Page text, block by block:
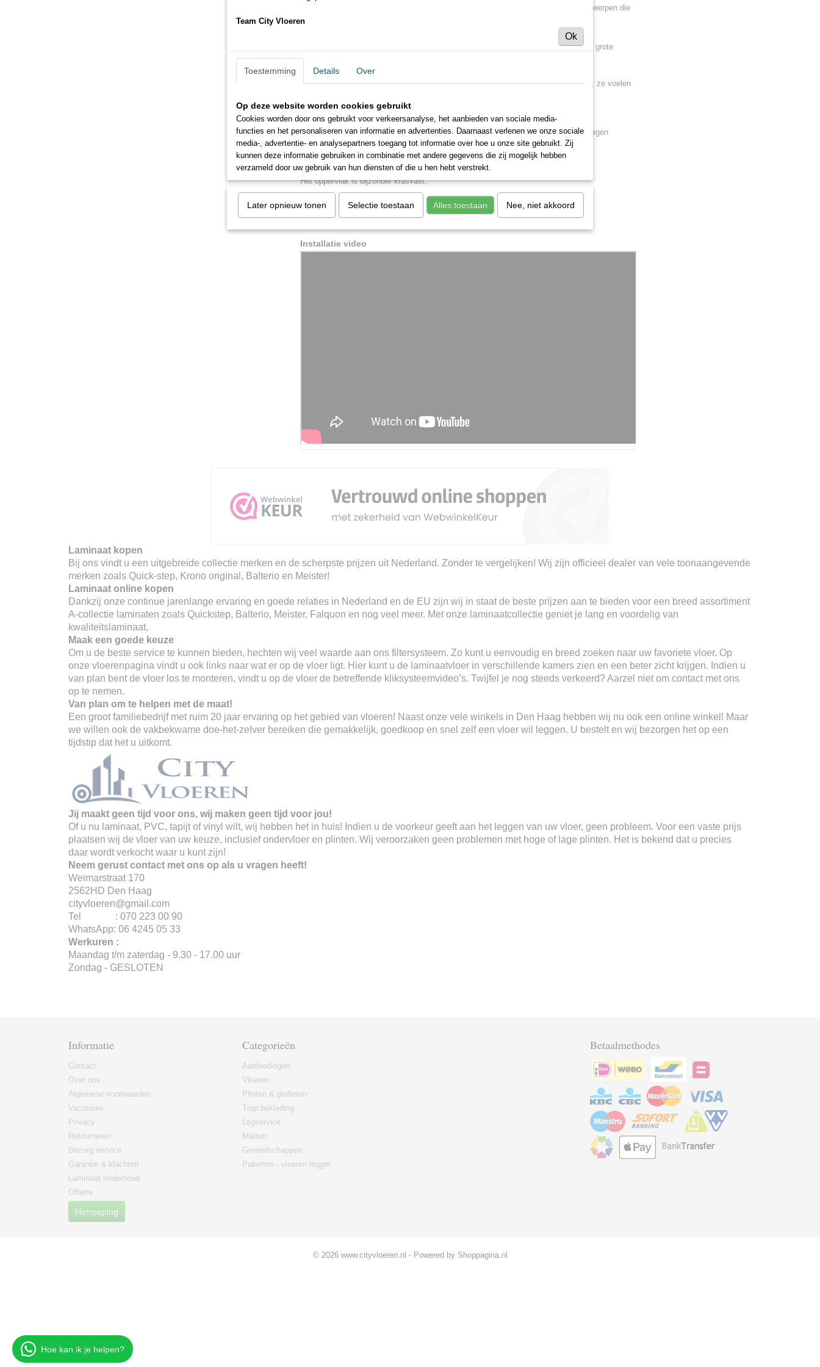
oppervlakken in de natuur inspireert ons keer op keer tot nieuwe producten. Tot ontwerpen die
van uw huis de mooiste thuis ter wereld maken.
Laminaat is slijtvast, robuust en extreem duurzaam. De uitgekiende techniek en de grote
keuze aan decors maken de vloer tot een klassieker.
Authentiek
De bijzonder authentieke oppervlakken zien er niet alleen uit als echt hout of steen, ze voelen
Geschikt voor vochtige ruimtes
Deze vloer is geschikt voor gebruik in vochtige ruimtes met een uur bescherming tegen
stilstaand water.
Microkrasbestendigheid
Het oppervlak is bijzonder krasvast.
Parador Brochure (17.9MB)
Technische gegevens (0.2MB)
Installatie video
Laminaat kopen
Bij ons vindt u een uitgebreide collectie merken en de scherpste prijzen uit Nederland. Zonder te vergelijken! Wij zijn officieel dealer van vele toonaangevende
merken zoals Quick-step, Krono original, Balterio en Meister!
Laminaat online kopen
Dankzij onze continue jarenlange ervaring en goede relaties in Nederland en de EU zijn wij in staat de beste prijzen aan te bieden voor een breed assortiment
A-collectie laminaten zoals Quickstep, Balterio, Meister, Falquon en nog veel meer. Met onze laminaatcollectie geniet je lang en voordelig van
kwaliteitslaminaat.
Maak een goede keuze
Om u de beste service te kunnen bieden, hechten wij veel waarde aan ons filtersysteem. Zo kunt u eenvoudig en breed zoeken naar uw favoriete vloer. Op
onze vloerenpagina vindt u ook links naar wat er op de vloer ligt. Hier kunt u de laminaatvloer in verschillende kamers zien en een beter zicht krijgen. Indien u
van plan bent de vloer los te monteren, vindt u op de vloer de betreffende kliksysteemvideo’s. Twijfel je nog steeds verkeerd? Aarzel niet om contact met ons
op te nemen.
Van plan om te helpen met de maat!
Een groot familiebedrijf met ruim 20 jaar ervaring op het gebied van vloeren! Naast onze vele winkels in Den Haag hebben wij nu ook een online winkel! Maar
we willen ook de vakbekwame doe-het-zelver bereiken die gemakkelijk, goedkoop en snel zelf een vloer wil leggen. U bestelt en wij bezorgen het op een
tijdstip dat het u uitkomt.
Jij maakt geen tijd voor ons, wij maken geen tijd voor jou!
Of u nu laminaat, PVC, tapijt of vinyl wilt, wij hebben het in huis! Indien u de voorkeur geeft aan het leggen van uw vloer, geen probleem. Voor een vaste prijs
plaatsen wij de vloer van uw keuze, inclusief ondervloer en plinten. Wij veroorzaken geen problemen met hoge of lage plinten. Het is bekend dat u precies
daar wordt verkocht waar u kunt zijn!
Neem gerust contact met ons op als u vragen heeft!
Weimarstraat 170
2562HD Den Haag
cityvloeren@gmail.com
Tel : 070 223 00 90
WhatsApp: 06 4245 05 33
Werkuren :
Maandag t/m zaterdag - 9.30 - 17.00 uur
Zondag - GESLOTEN
Informatie
Contact
Over ons
Algemene voorwaarden
Vacatures
Privacy
Retourneren
Bezorg service
Garantie & klachten
Laminaat onderhoud
Offerte
Herroeping
Categorieën
Aanbiedingen
Vloeren
Plinten & profielen
Trap bekleding
Legservice
Matten
Gereedschappen
Paketten - vloeren legger
Betaalmethodes
© 2026 www.cityvloeren.nl - Powered by Shoppagina.nl
Team City Vloeren
Ok
Toestemming Details Over
Op deze website worden cookies gebruikt
Cookies worden door ons gebruikt voor verkeersanalyse, het aanbieden van sociale media-
functies en het personaliseren van informatie en advertenties. Daarnaast verlenen we onze sociale
media-, advertentie- en analysepartners toegang tot informatie over hoe u onze site gebruikt. Zij
kunnen deze informatie gebruiken in combinatie met andere gegevens die zij mogelijk hebben
verzameld door uw gebruik van hun diensten of die u hen hebt verstrekt.
Later opnieuw tonen Selectie toestaan Alles toestaan Nee, niet akkoord
Hoe kan ik je helpen?